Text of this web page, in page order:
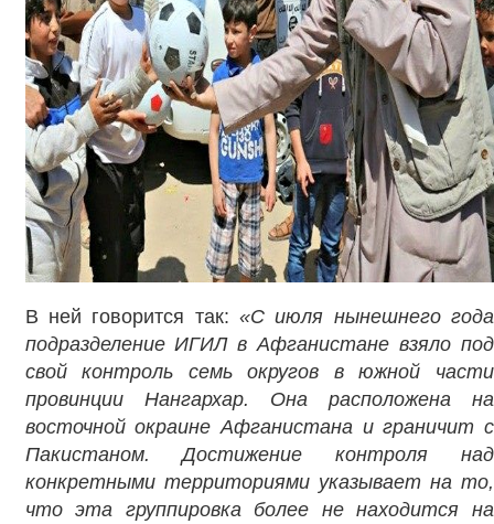
В ней говорится так: «С июля нынешнего года
подразделение ИГИЛ в Афганистане взяло под
свой контроль семь округов в южной части
провинции Нангархар.
Она расположена на
восточной окраине Афганистана и граничит с
Пакистаном.
Достижение контроля над
конкретными территориями указывает на то,
что эта группировка более не находится на